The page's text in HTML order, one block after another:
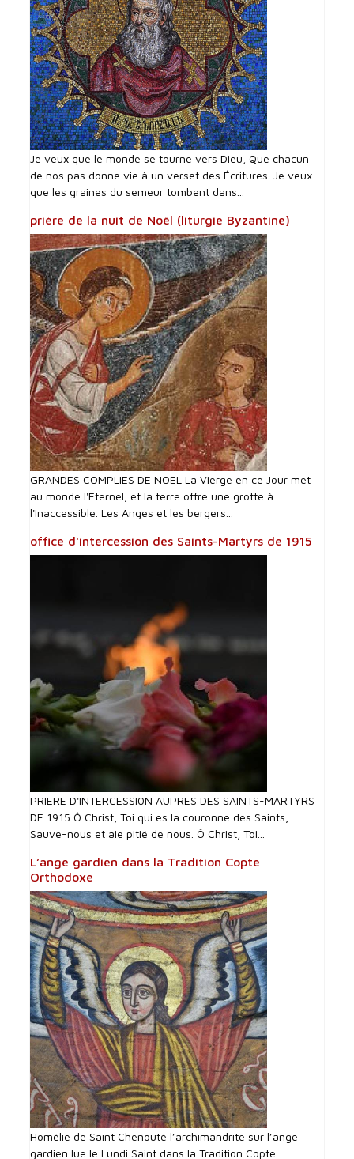
Je veux que le monde se tourne vers Dieu, Que chacun
de nos pas donne vie à un verset des Écritures. Je veux
que les graines du semeur tombent dans...
prière de la nuit de Noël (liturgie Byzantine)
GRANDES COMPLIES DE NOEL La Vierge en ce Jour met
au monde l'Eternel, et la terre offre une grotte à
l'Inaccessible. Les Anges et les bergers...
office d'intercession des Saints-Martyrs de 1915
PRIERE D'INTERCESSI0N AUPRES DES SAINTS-MARTYRS
DE 1915 Ô Christ, Toi qui es la couronne des Saints,
Sauve-nous et aie pitié de nous. Ô Christ, Toi...
L’ange gardien dans la Tradition Copte
Orthodoxe
Homélie de Saint Chenouté l’archimandrite sur l’ange
gardien lue le Lundi Saint dans la Tradition Copte